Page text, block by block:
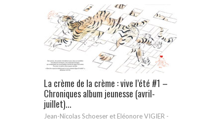
La crème de la crème : vive l’été #1 –
Chroniques album jeunesse (avril-
juillet)...
Jean-Nicolas Schoeser et Eléonore VIGIER -